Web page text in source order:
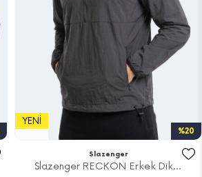
%20
YENI
Slazenger
Slazenger RECKON Erkek Dik...